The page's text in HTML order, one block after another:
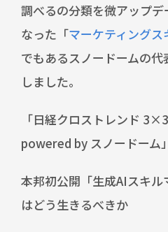
調べるの分類を微アップ
なった「マーケティングス
でもあるスノードームの
しました。
「日経クロストレンド
powered by スノードーム
本邦初公開「生成AIスキ
はどう生きるべきか